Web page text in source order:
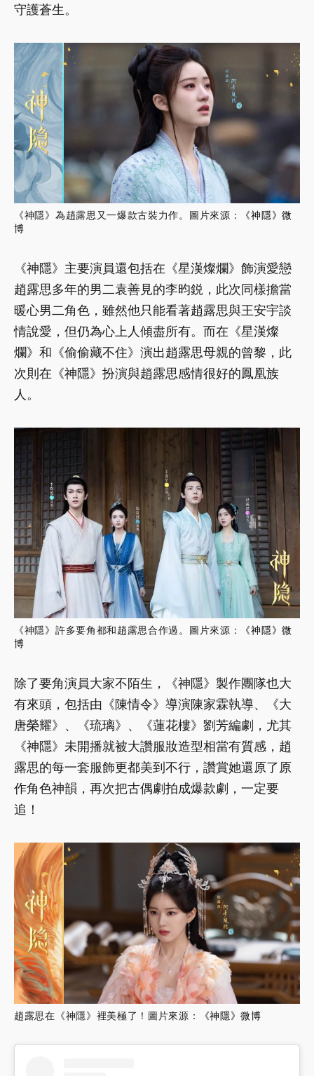
守護蒼生。
《神隱》為趙露思又一爆款古裝力作。圖片來源：
《神隱》微
博
《神隱》主要演員還包括在《星漢燦爛》飾演愛戀
趙露思多年的男二袁善見的李昀鋭，此次同樣擔當
暖心男二角色，雖然他只能看著趙露思與王安宇談
情說愛，但仍為心上人傾盡所有。而在《星漢燦
爛》和《偷偷藏不住》演出趙露思母親的曾黎，此
次則在《神隱》扮演與趙露思感情很好的鳳凰族
人。
《神隱》許多要角都和趙露思合作過。圖片來源：
《神隱》微
博
除了要角演員大家不陌生，《神隱》製作團隊也大
有來頭，包括由《陳情令》導演陳家霖執導、《大
唐榮耀》、《琉璃》、《蓮花樓》劉芳編劇，尤其
《神隱》未開播就被大讚服妝造型相當有質感，趙
露思的每一套服飾更都美到不行，讚賞她還原了原
作角色神韻，再次把古偶劇拍成爆款劇，一定要
追！
趙露思在《神隱》裡美極了！圖片來源： 《神隱》微博